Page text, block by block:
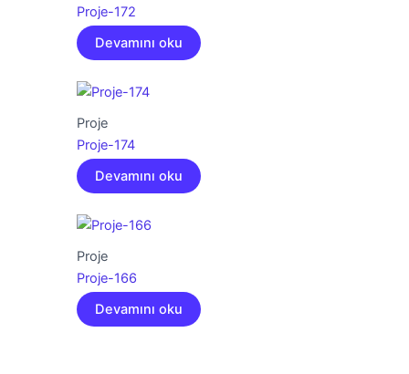
Proje-172
Devamını oku
Proje
Proje-174
Devamını oku
Proje
Proje-166
Devamını oku